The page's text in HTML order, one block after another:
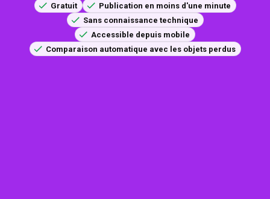
Gratuit
Publication en moins d'une minute
Sans connaissance technique
Accessible depuis mobile
Comparaison automatique avec les objets perdus